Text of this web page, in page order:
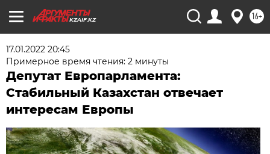
KZAIF.KZ 16+
17.01.2022 20:45
Примерное время чтения: 2 минуты
Депутат Европарламента:
Стабильный Казахстан отвечает
интересам Европы